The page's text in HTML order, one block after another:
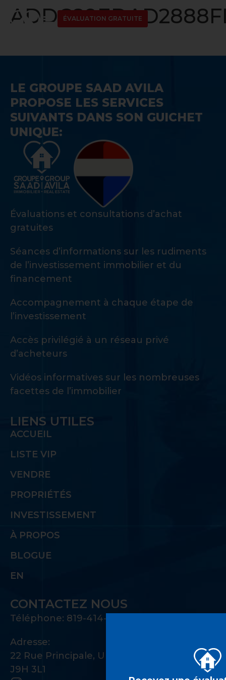
ÉVALUATION GRATUITE
LE GROUPE SAAD AVILA
PROPOSE LES SERVICES
SUIVANTS DANS SON GUICHET
UNIQUE:
Évaluations et consultations d’achat
gratuites
Séances d’informations sur les rudiments
de l’investissement immobilier et du
financement
Accompagnement à chaque étape de
l’investissement
Accès privilégié à un réseau privé
d’acheteurs
Vidéos informatives sur les nombreuses
facettes de l’immobilier
LIENS UTILES
ACCUEIL
LISTE VIP
VENDRE
PROPRIÉTÉS
INVESTISSEMENT
À PROPOS
BLOGUE
EN
CONTACTEZ NOUS
Téléphone: 819-414-1221
Adresse:
22 Rue Principale, Unité 100 Gatineau, QC
J9H 3L1